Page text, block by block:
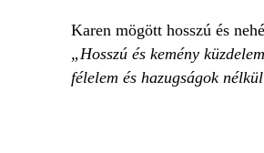
Karen mögött hosszú és
„Hosszú és kemény
félelem és hazugságok